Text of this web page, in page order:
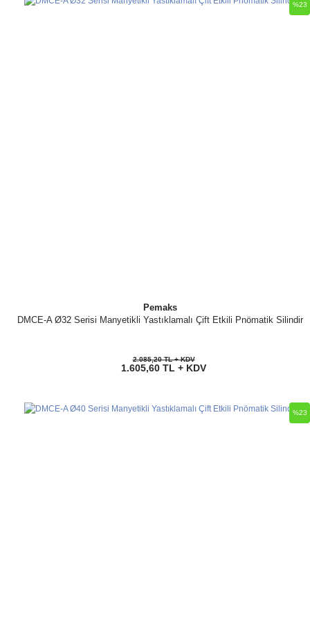
Pemaks
DMCE-A Ø32 Serisi Manyetikli Yastıklamalı Çift Etkili Pnömatik Silindir
%23
2.085,20 TL + KDV
1.605,60 TL + KDV
%23